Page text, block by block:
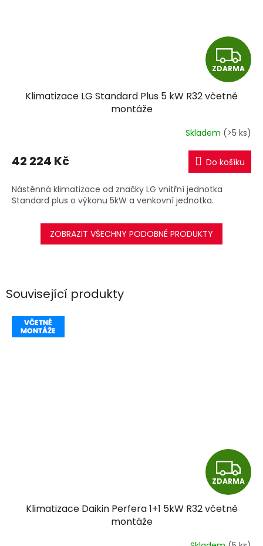
Související produkty
Z
D
ZDARMA
Klimatizace Daikin Perfera 1+1 5kW R32 včetně
montáže
Z
D
R
M
A
ZDARMA
Klimatizace LG Standard Plus 5 kW R32 včetně
montáže
Skladem (>5 ks)
42 224 Kč Do košíku
Nástěnná klimatizace od značky LG vnitřní jednotka
Standard plus o výkonu 5kW a venkovní jednotka.
ZOBRAZIT VŠECHNY PODOBNÉ PRODUKTY